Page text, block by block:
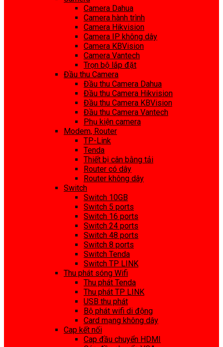
Camera Dahua
Camera hành trình
Camera Hikvision
Camera IP không dây
Camera KBVision
Camera Vantech
Trọn bộ lắp đặt
Đầu thu Camera
Đầu thu Camera Dahua
Đầu thu Camera Hikvision
Đầu thu Camera KBVision
Đầu thu Camera Vantech
Phụ kiện camera
Modem, Router
TP-Link
Tenda
Thiết bị cân bằng tải
Router có dây
Router không dây
Switch
Switch 10GB
Switch 5 ports
Switch 16 ports
Switch 24 ports
Switch 48 ports
Switch 8 ports
Switch Tenda
Switch TP LINK
Thu phát sóng Wifi
Thu phát Tenda
Thu phát TP LINK
USB thu phát
Bộ phát wifi di động
Card mạng không dây
Cap kết nối
Cap đầu chuyển HDMI